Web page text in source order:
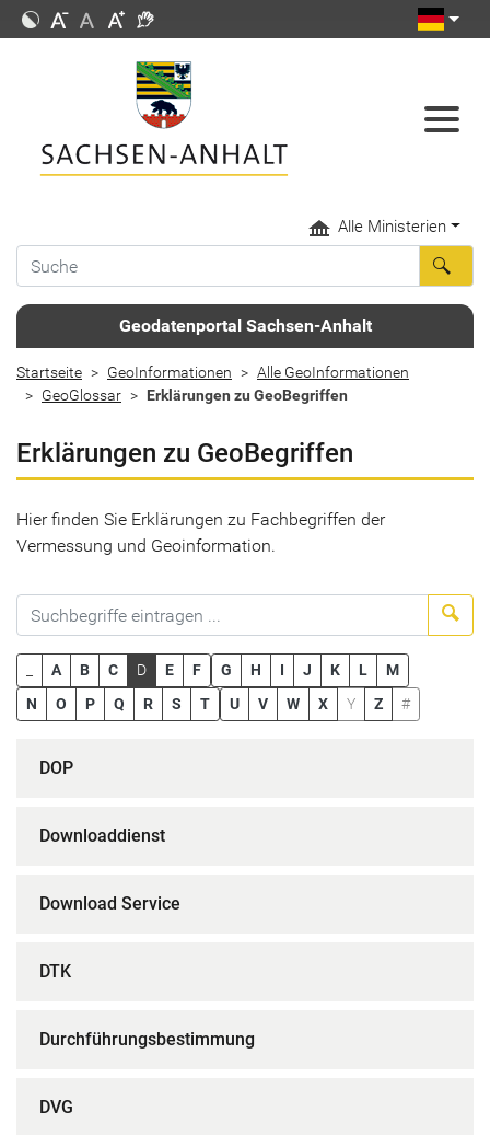
Alle Ministerien
Geodatenportal Sachsen-Anhalt
Startseite GeoInformationen
Alle GeoInformationen
GeoGlossar
Erklärungen zu GeoBegriffen
Erklärungen zu GeoBegriffen
Hier finden Sie Erklärungen zu Fachbegriffen der
Vermessung und Geoinformation.
A B C D E F G H I J K L
M
N
O P Q R S T U V W X Y Z #
DOP
Downloaddienst
Download Service
DTK
Durchführungsbestimmung
DVG